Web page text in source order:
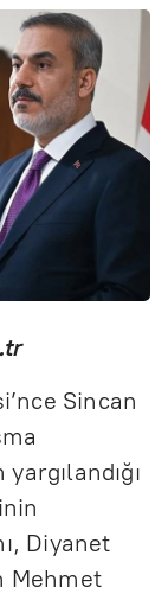
Sincan
Diyanet
Mehmet